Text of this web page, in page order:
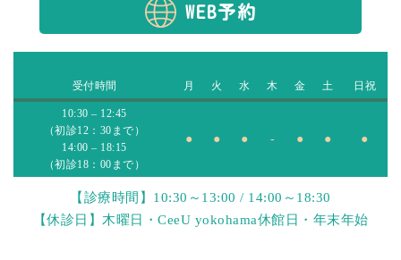
WEB予約
受付時間 月 火 水 木 金 土 日祝
10:30 – 12:45
（初診12：30まで）
14:00 – 18:15
（初診18：00まで）
● ● ● - ● ● ●
【診療時間】10:30～13:00 / 14:00～18:30
【休診日】木曜日・CeeU yokohama休館日・年末年始